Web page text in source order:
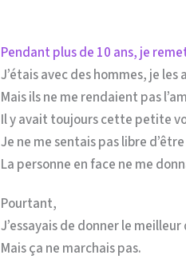
Pendant plus de 10 ans, je
J’étais avec des hommes, je les
Mais ils ne me rendaient pas
Il y avait toujours cette petite
Je ne me sentais pas libre
La personne en face ne me
Pourtant,
J’essayais de donner le
Mais ça ne marchais pas.